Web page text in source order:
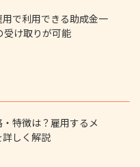
用で利用できる助成金一
受け取りが可能
特徴は？雇用するメ
詳しく解説